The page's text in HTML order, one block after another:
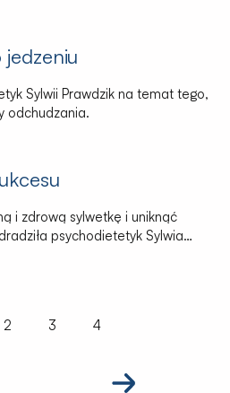
Sylwii Prawdzik na temat tego,
odchudzania.
i zdrową sylwetkę i uniknąć
psychodietetyk Sylwia
2 3 4